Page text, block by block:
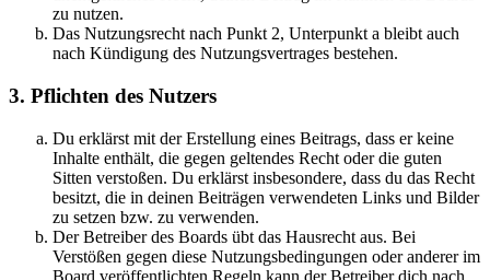
zu nutzen.
Das Nutzungsrecht nach Punkt 2, Unterpunkt a bleibt auch
nach Kündigung des Nutzungsvertrages bestehen.
3. Pflichten des Nutzers
Du erklärst mit der Erstellung eines Beitrags, dass er keine
Inhalte enthält, die gegen geltendes Recht oder die guten
Sitten verstoßen. Du erklärst insbesondere, dass du das Recht
besitzt, die in deinen Beiträgen verwendeten Links und Bilder
zu setzen bzw. zu verwenden.
Der Betreiber des Boards übt das Hausrecht aus. Bei
Verstößen gegen diese Nutzungsbedingungen oder anderer im
Board veröffentlichten Regeln kann der Betreiber dich nach